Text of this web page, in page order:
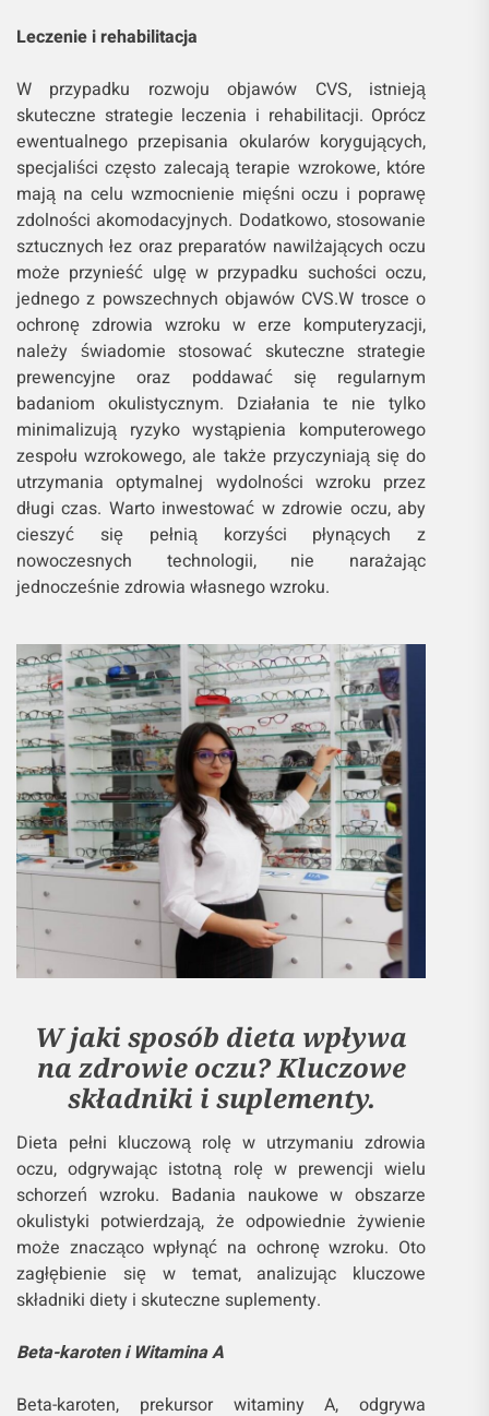
Leczenie i rehabilitacja
W przypadku rozwoju objawów CVS, istnieją
skuteczne strategie leczenia i rehabilitacji. Oprócz
ewentualnego przepisania okularów korygujących,
specjaliści często zalecają terapie wzrokowe, które
mają na celu wzmocnienie mięśni oczu i poprawę
zdolności akomodacyjnych. Dodatkowo, stosowanie
sztucznych łez oraz preparatów nawilżających oczu
może przynieść ulgę w przypadku suchości oczu,
jednego z powszechnych objawów CVS.W trosce o
ochronę zdrowia wzroku w erze komputeryzacji,
należy świadomie stosować skuteczne strategie
prewencyjne oraz poddawać się regularnym
badaniom okulistycznym. Działania te nie tylko
minimalizują ryzyko wystąpienia komputerowego
zespołu wzrokowego, ale także przyczyniają się do
utrzymania optymalnej wydolności wzroku przez
długi czas. Warto inwestować w zdrowie oczu, aby
cieszyć się pełnią korzyści płynących z
nowoczesnych technologii, nie narażając
jednocześnie zdrowia własnego wzroku.
W jaki sposób dieta wpływa
na zdrowie oczu? Kluczowe
składniki i suplementy.
Dieta pełni kluczową rolę w utrzymaniu zdrowia
oczu, odgrywając istotną rolę w prewencji wielu
schorzeń wzroku. Badania naukowe w obszarze
okulistyki potwierdzają, że odpowiednie żywienie
może znacząco wpłynąć na ochronę wzroku. Oto
zagłębienie się w temat, analizując kluczowe
składniki diety i skuteczne suplementy.
Beta-karoten i Witamina A
Beta-karoten, prekursor witaminy A, odgrywa